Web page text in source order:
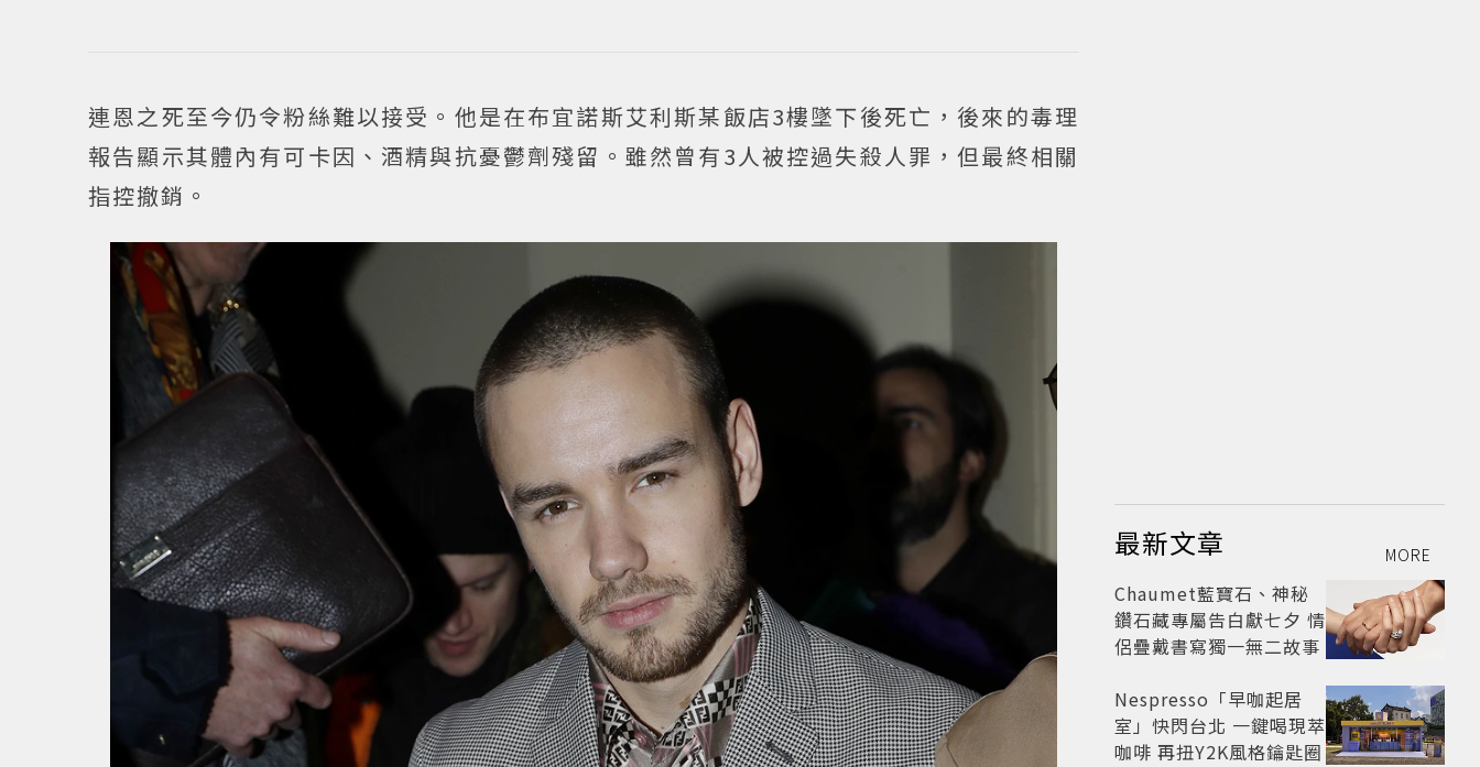
連恩之死至今仍令粉絲難以接受。他是在布宜諾斯艾利斯某飯店3樓墜下後死亡，後來的毒理
報告顯示其體內有可卡因、酒精與抗憂鬱劑殘留。雖然曾有3人被控過失殺人罪，但最終相關
指控撤銷。
最新文章 MORE
Chaumet藍寶石、神秘
鑽石藏專屬告白獻七夕 情
侶疊戴書寫獨一無二故事
Nespresso「早咖起居
室」快閃台北 一鍵喝現萃
咖啡 再扭Y2K風格鑰匙圈